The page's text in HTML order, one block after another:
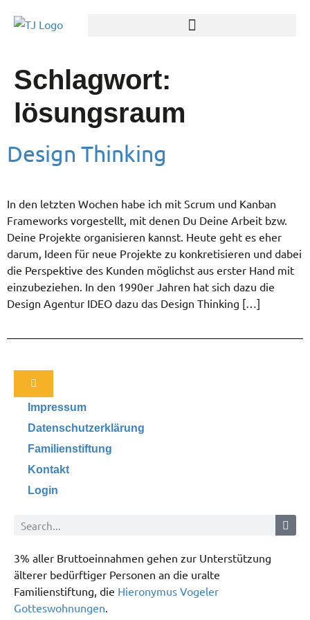
Schlagwort:
lösungsraum
Design Thinking
In den letzten Wochen habe ich mit Scrum und Kanban
Frameworks vorgestellt, mit denen Du Deine Arbeit bzw.
Deine Projekte organisieren kannst. Heute geht es eher
darum, Ideen für neue Projekte zu konkretisieren und dabei
die Perspektive des Kunden möglichst aus erster Hand mit
einzubeziehen. In den 1990er Jahren hat sich dazu die
Design Agentur IDEO dazu das Design Thinking […]
Impressum
Datenschutzerklärung
Familienstiftung
Kontakt
Login
3% aller Bruttoeinnahmen gehen zur Unterstützung
älterer bedürftiger Personen an die uralte
Familienstiftung, die Hieronymus Vogeler
Gotteswohnungen.